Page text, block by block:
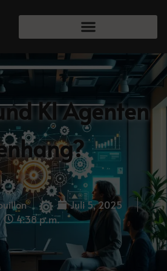
KI Agenten
Juli 5, 2025
4:38 p.m.